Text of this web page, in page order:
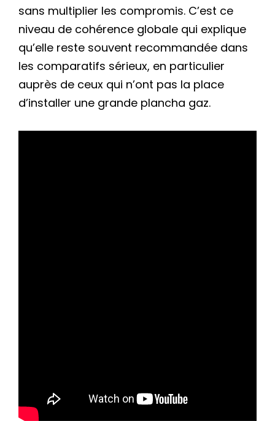
sans multiplier les compromis. C’est ce
niveau de cohérence globale qui explique
qu’elle reste souvent recommandée dans
les comparatifs sérieux, en particulier
auprès de ceux qui n’ont pas la place
d’installer une grande plancha gaz.